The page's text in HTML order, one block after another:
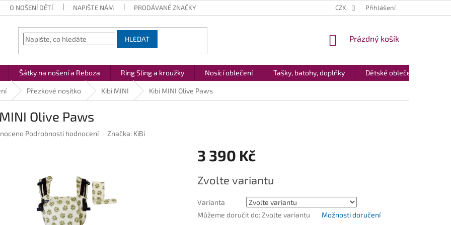
O NOŠENÍ DĚTÍ NAPIŠTE NÁM PRODÁVANÉ ZNAČKY CZK Přihlášení
HLEDAT
NÁKUPNÍ
Prázdný košík
Šátky na nošení a Reboza Ring Sling a kroužky Nosící oblečení Tašky, batohy, doplňky Dětské oblečení
Přezkové nosítko Kibi MINI Kibi MINI Olive Paws
Olive Paws
Podrobnosti hodnocení Značka: KiBi
3 390 Kč
cena:
Zvolte variantu
Varianta
Můžeme doručit do: Zvolte variantu Možnosti doručení